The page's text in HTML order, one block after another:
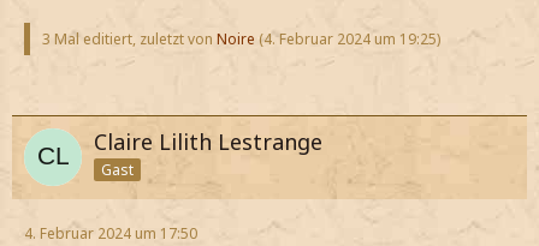
3 Mal editiert, zuletzt von Noire (4. Februar 2024 um 19:25)
Claire Lilith Lestrange
Gast
4. Februar 2024 um 17:50